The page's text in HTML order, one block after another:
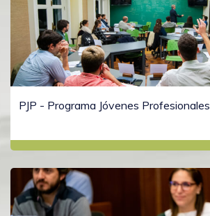
PJP - Programa Jóvenes Profesionales